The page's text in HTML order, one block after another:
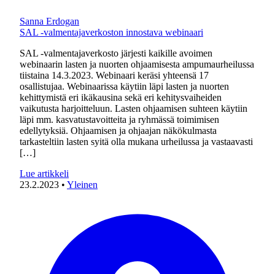
Sanna Erdogan
SAL -valmentajaverkoston innostava webinaari
SAL -valmentajaverkosto järjesti kaikille avoimen
webinaarin lasten ja nuorten ohjaamisesta ampumaurheilussa
tiistaina 14.3.2023. Webinaari keräsi yhteensä 17
osallistujaa. Webinaarissa käytiin läpi lasten ja nuorten
kehittymistä eri ikäkausina sekä eri kehitysvaiheiden
vaikutusta harjoitteluun. Lasten ohjaamisen suhteen käytiin
läpi mm. kasvatustavoitteita ja ryhmässä toimimisen
edellytyksiä. Ohjaamisen ja ohjaajan näkökulmasta
tarkasteltiin lasten syitä olla mukana urheilussa ja vastaavasti
[…]
Lue artikkeli
23.2.2023 • Yleinen